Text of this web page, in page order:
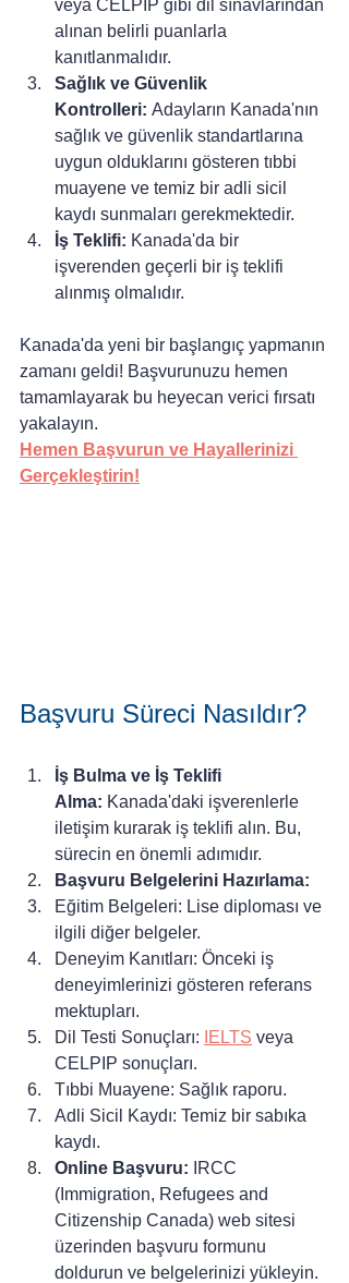
veya CELPIP gibi dil sınavlarından
alınan belirli puanlarla
kanıtlanmalıdır.
Sağlık ve Güvenlik
Kontrolleri: Adayların Kanada'nın
sağlık ve güvenlik standartlarına
uygun olduklarını gösteren tıbbi
muayene ve temiz bir adli sicil
kaydı sunmaları gerekmektedir.
İş Teklifi: Kanada'da bir
işverenden geçerli bir iş teklifi
alınmış olmalıdır.
Kanada'da yeni bir başlangıç yapmanın
zamanı geldi! Başvurunuzu hemen
tamamlayarak bu heyecan verici fırsatı
yakalayın.
Hemen Başvurun ve Hayallerinizi
Gerçekleştirin!
Başvuru Süreci Nasıldır?
İş Bulma ve İş Teklifi
Alma: Kanada'daki işverenlerle
iletişim kurarak iş teklifi alın. Bu,
sürecin en önemli adımıdır.
Başvuru Belgelerini Hazırlama:
Eğitim Belgeleri: Lise diploması ve
ilgili diğer belgeler.
Deneyim Kanıtları: Önceki iş
deneyimlerinizi gösteren referans
mektupları.
Dil Testi Sonuçları:
IELTS veya
CELPIP sonuçları.
Tıbbi Muayene: Sağlık raporu.
Adli Sicil Kaydı: Temiz bir sabıka
kaydı.
Online Başvuru: IRCC
(Immigration, Refugees and
Citizenship Canada) web sitesi
üzerinden başvuru formunu
doldurun ve belgelerinizi yükleyin.